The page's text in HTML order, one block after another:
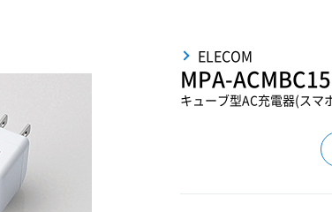
ELECOM
MPA-
キューブ型AC充電器(スマ